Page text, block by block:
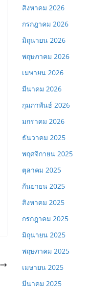
สิงหาคม 2026
กรกฎาคม 2026
มิถุนายน 2026
พฤษภาคม 2026
เมษายน 2026
มีนาคม 2026
กุมภาพันธ์ 2026
มกราคม 2026
ธันวาคม 2025
พฤศจิกายน 2025
ตุลาคม 2025
กันยายน 2025
สิงหาคม 2025
กรกฎาคม 2025
มิถุนายน 2025
พฤษภาคม 2025
เมษายน 2025
มีนาคม 2025